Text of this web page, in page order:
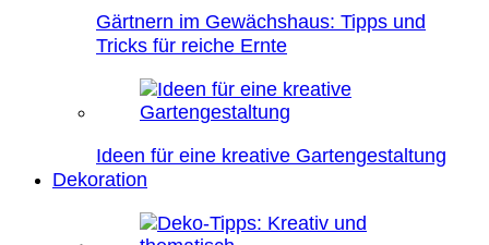
Gärtnern im Gewächshaus: Tipps und
Tricks für reiche Ernte
Ideen für eine kreative Gartengestaltung
Dekoration